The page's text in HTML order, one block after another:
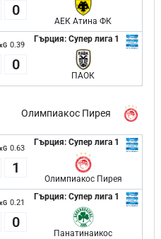
0
АЕК Атина ФК
Гърция: Супер лига 1
xG 0.39
0
ПАОК
Олимпиакос Пирея
Гърция: Супер лига 1
xG 0.63
1
Олимпиакос Пирея
Гърция: Супер лига 1
xG 0.21
0
Панатинаикос